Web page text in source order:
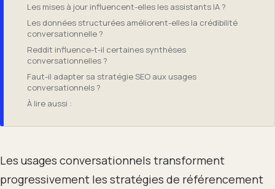
Les mises à jour influencent-elles les assistants IA ?
Les données structurées améliorent-elles la crédibilité
conversationnelle ?
Reddit influence-t-il certaines synthèses
conversationnelles ?
Faut-il adapter sa stratégie SEO aux usages
conversationnels ?
À lire aussi :
Les usages conversationnels transforment
progressivement les stratégies de référencement